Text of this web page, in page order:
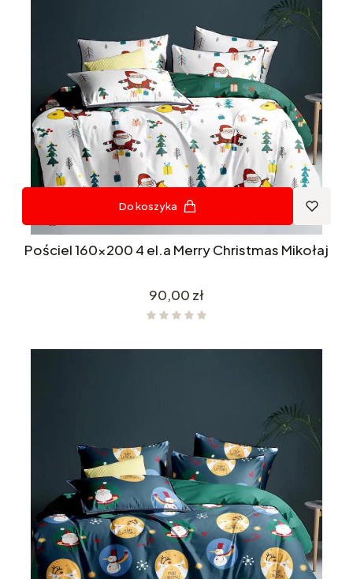
Do koszyka
Pościel 160x200 4 el.a Merry Christmas Mikołaj
Cena
90,00 zł